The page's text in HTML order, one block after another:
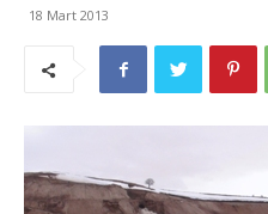
18 Mart 2013